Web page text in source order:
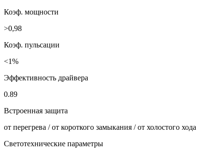
Коэф. мощности
>0,98
Коэф. пульсации
<1%
Эффективность драйвера
0.89
Встроенная защита
от перегрева / от короткого замыкания / от холостого хода
Светотехнические параметры